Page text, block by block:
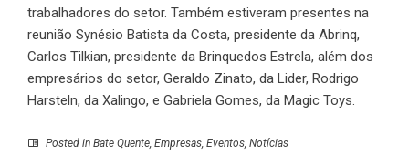
trabalhadores do setor. Também estiveram presentes na
reunião Synésio Batista da Costa, presidente da Abrinq,
Carlos Tilkian, presidente da Brinquedos Estrela, além dos
empresários do setor, Geraldo Zinato, da Lider, Rodrigo
Harsteln, da Xalingo, e Gabriela Gomes, da Magic Toys.
Posted in Bate Quente Empresas Eventos Notícias